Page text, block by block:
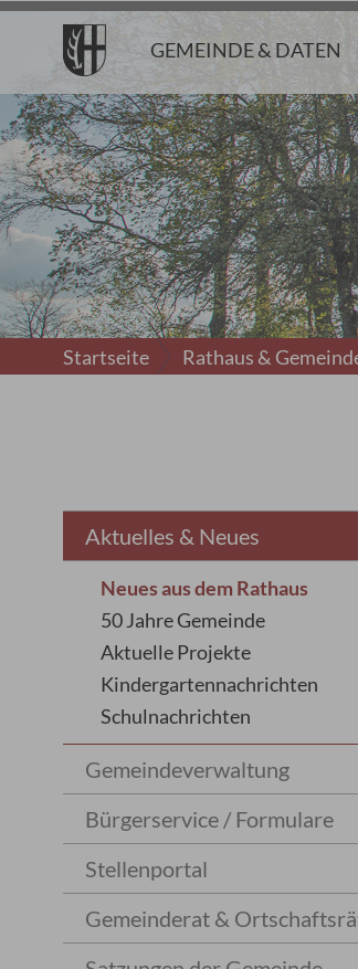
GEMEINDE & DATEN
Startseite Rathaus &
Aktuelles & Neues
Neues aus dem Rathaus
50 Jahre Gemeinde
Aktuelle Projekte
Kindergartennachrichten
Schulnachrichten
Gemeindeverwaltung
Bürgerservice / Formulare
Stellenportal
Gemeinderat &